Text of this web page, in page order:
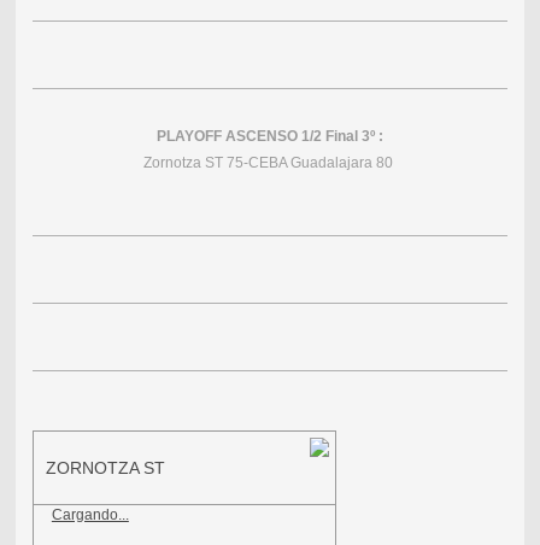
PLAYOFF ASCENSO 1/2 Final 3º :
Zornotza ST 75-CEBA Guadalajara 80
ZORNOTZA ST
Cargando...